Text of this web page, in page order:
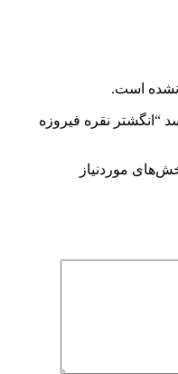
نشده است.
“انگشتر نقره فیروزه
موردنیاز